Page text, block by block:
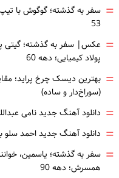
=
53
= عکس| سفر به گذشته؛ گیتی
پولاد کیمیایی؛ دهه 60
= بهترین دیسک چرخ پراید؛
(سوراخ‌دار و ساده)
= دانلود آهنگ جدید نامی
= دانلود آهنگ جدید احمد
= سفر به گذشته؛ یاسمین،
همسرش؛ دهه 90